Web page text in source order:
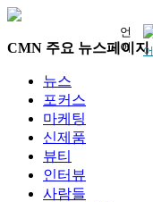
언
어
CMN 주요 뉴스페이지
뉴스
포커스
마케팅
신제품
뷰티
인터뷰
사람들